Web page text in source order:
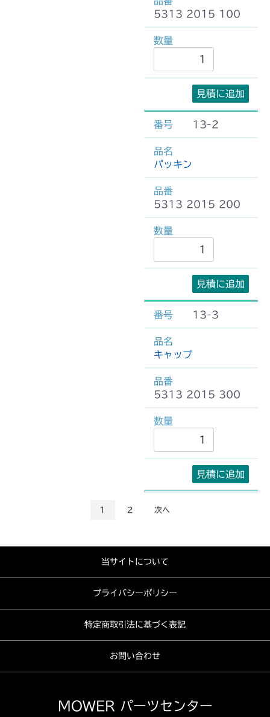
5313 2015 100
見積に追加
13-2
パッキン
5313 2015 200
見積に追加
13-3
キャップ
5313 2015 300
見積に追加
1 2 次へ
当サイトについて
プライバシーポリシー
特定商取引法に基づく表記
お問い合わせ
MOWER パーツセンター